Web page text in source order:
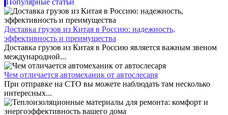
Доставка грузов из Китая в Россию: надежность,
эффективность и преимущества
Доставка грузов из Китая в Россию является важным звеном
международной...
Чем отличается автомеханик от автослесаря
При отправке на СТО вы можете наблюдать там несколько
интересных...